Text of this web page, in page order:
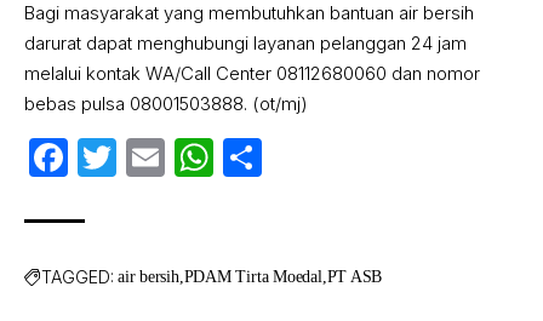
Bagi masyarakat yang membutuhkan bantuan air bersih
darurat dapat menghubungi layanan pelanggan 24 jam
melalui kontak WA/Call Center 08112680060 dan nomor
bebas pulsa 08001503888. (ot/mj)
Facebook
Twitter
EmailWhatsApp
TAGGED: air bersih PDAM Tirta Moedal PT ASB